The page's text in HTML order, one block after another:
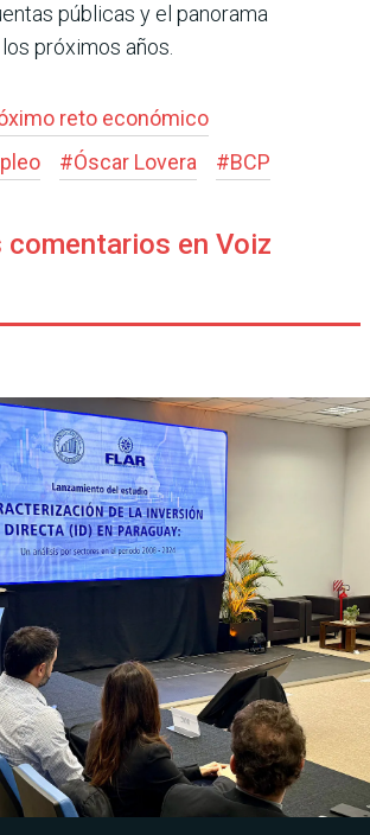
públicas y el panorama
próximos años.
reto económico
#Óscar Lovera #BCP
comentarios en Voiz